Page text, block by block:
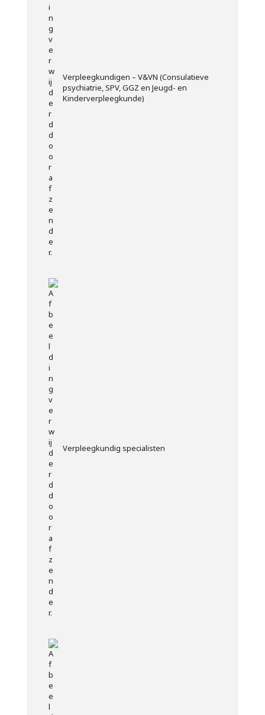
Verpleegkundigen – V&VN (Consulatieve
psychiatrie, SPV, GGZ en Jeugd- en
Kinderverpleegkunde)
Verpleegkundig specialisten